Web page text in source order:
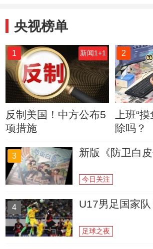
央视榜单
1 新闻1+1
反制美国！中方公布5
项措施
2
上班“
除吗？
3 新版《防卫白
今日关注
4 U17男足国家
足球之夜